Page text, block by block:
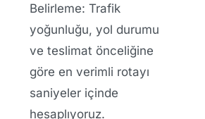
Belirleme: Trafik
yoğunluğu, yol durumu
ve teslimat önceliğine
göre en verimli rotayı
saniyeler içinde
hesaplıyoruz.